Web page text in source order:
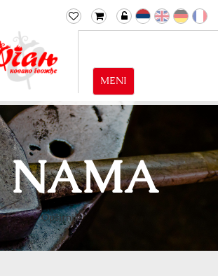
MENI
NAMA
Opširnije